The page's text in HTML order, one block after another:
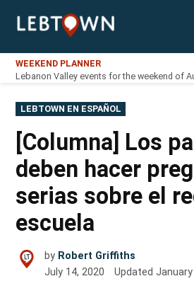
LebTown
WEEKEND PLANNER
Lebanon Valley events for the weekend of
POSTED
IN
LEBTOWN EN ESPAÑOL
[Columna] Los
deben hacer
serias sobre el
escuela
by Robert Griffiths
July 14, 2020
Updated